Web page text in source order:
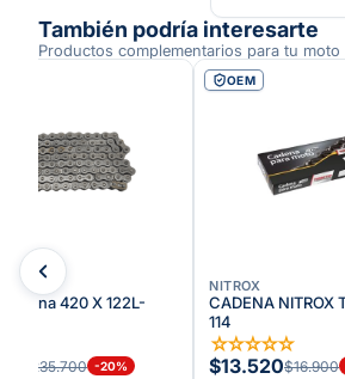
También podría interesarte
Productos complementarios para tu moto
Kdna 420 X 122L-
$235.700 -20%
OEM
NITROX
CADENA NITROX
114
☆☆☆☆☆
$13.520$16.900